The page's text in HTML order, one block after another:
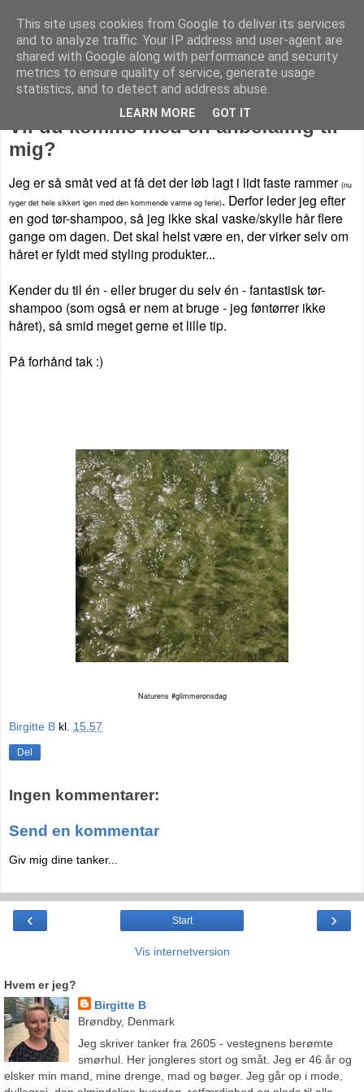
Livet på Vestegnen
Vil du komme med en anbefaling til
mig?
Jeg er så småt ved at få det der løb lagt i lidt faste rammer (nu
ryger det hele sikkert igen med den kommende varme og ferie). Derfor leder jeg efter
en god tør-shampoo, så jeg ikke skal vaske/skylle hår flere
gange om dagen. Det skal helst være en, der virker selv om
håret er fyldt med styling produkter...
Kender du til én - eller bruger du selv én - fantastisk tør-
shampoo (som også er nem at bruge - jeg føntørrer ikke
håret), så smid meget gerne et lille tip.
På forhånd tak :)
Naturens #glimmeronsdag
Birgitte B kl. 15.57
Del
Ingen kommentarer:
Send en kommentar
Giv mig dine tanker...
‹ ›
Start
Vis internetversion
Hvem er jeg?
Birgitte B
Brøndby, Denmark
Jeg skriver tanker fra 2605 - vestegnens berømte
smørhul. Her jongleres stort og småt. Jeg er 46 år og
elsker min mand, mine drenge, mad og bøger. Jeg går op i mode,
This site uses cookies from Google to deliver its services
and to analyze traffic. Your IP address and user-agent are
shared with Google along with performance and security
metrics to ensure quality of service, generate usage
statistics, and to detect and address abuse.
LEARN MORE GOT IT